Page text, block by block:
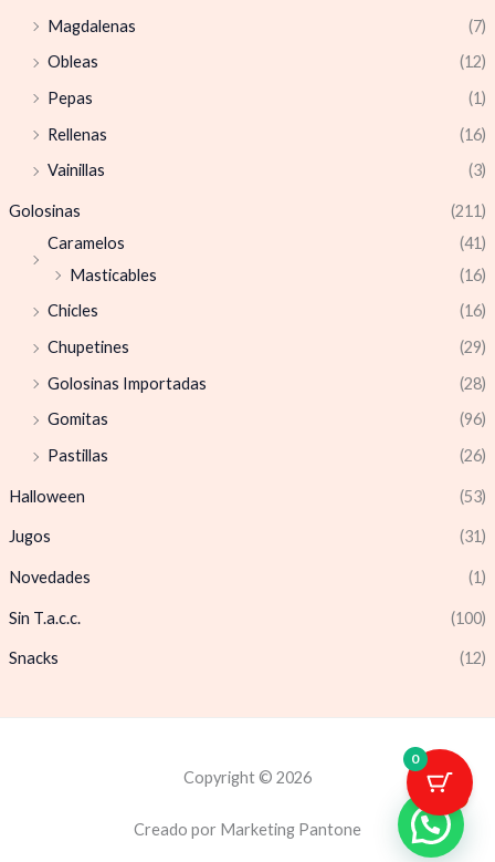
Magdalenas
(7)
Obleas
(12)
Pepas
(1)
Rellenas
(16)
Vainillas
(3)
Golosinas
(211)
Caramelos
(41)
Masticables
(16)
Chicles
(16)
Chupetines
(29)
Golosinas Importadas
(28)
Gomitas
(96)
Pastillas
(26)
Halloween (53)
Jugos (31)
Novedades (1)
Sin T.a.c.c. (100)
Snacks (12)
Copyright © 2026
Creado por Marketing Pantone
0